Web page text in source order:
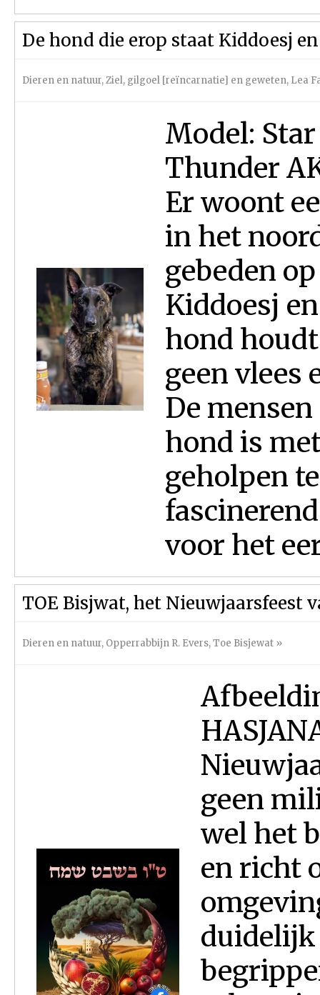
De hond die erop staat Kiddoesj
Dieren en natuur,Ziel, gilgoel [reïncarnatie] en geweten, Lea
Model:
Thunder
Er woont
in het
gebeden
Kiddoesj
hond
geen vlees
De
hond is
geholpen
voor het
TOE Bisjwat, het
Dieren en natuur, Opperrabbijn R. Evers,Toe Bisjewat »
geen
wel het
en richt
duidelijk